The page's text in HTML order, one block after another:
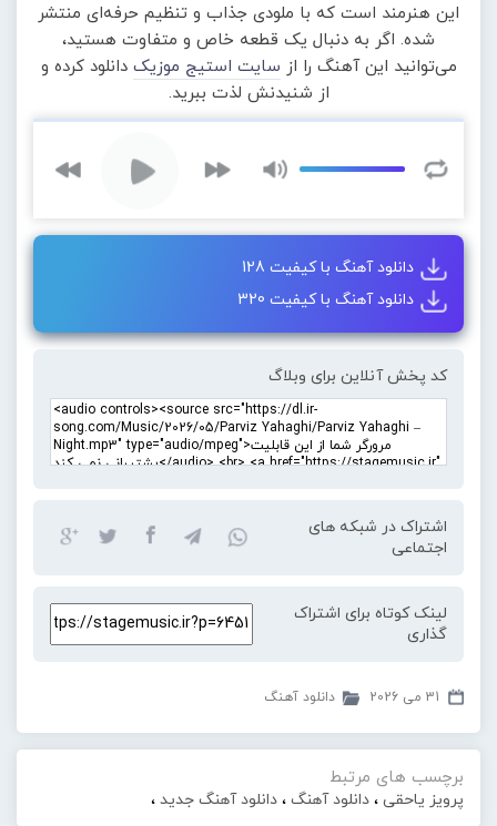
این هنرمند است که با ملودی جذاب و تنظیم حرفه‌ای منتشر
شده. اگر به دنبال یک قطعه خاص و متفاوت هستید،
می‌توانید این آهنگ را از سایت استیج موزیک دانلود کرده و
از شنیدنش لذت ببرید.
دانلود آهنگ با کیفیت 128
دانلود آهنگ با کیفیت 320
کد پخش آنلاین برای وبلاگ
اشتراک در شبکه های
اجتماعی
لینک کوتاه برای اشتراک
گذاری
31 می 2026 دانلود آهنگ
برچسب های مرتبط
پرویز یاحقی ، دانلود آهنگ ، دانلود آهنگ جدید ،